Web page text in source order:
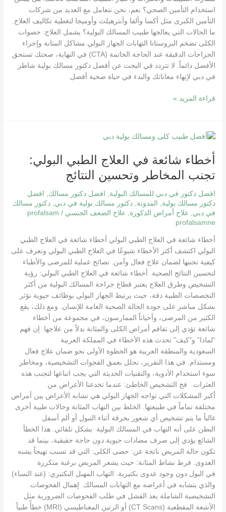
استخدام التأمين الصحي؟ نعم، نحن نتعامل مع العديد من شركات
التأمين الكبرى مثل أكسا وألفا وأنترهيلث وأوميجا لتغطية تكاليف العلاج.
ما الحالات التي يعالجها طبيب المسالك البولية؟ يشمل العلاج: حصوات
الكلى تضخم البروستاتا التهابات الجهاز البولي مشاكل المثانة وإجراء
الجراحات الدقيقة عند الحاجة الخاتمة (CTA) في النهاية، صحتك تستحق
الأفضل دائماً. لا تتردد في البحث عن أفضل دكتور مسالك بولية شاطر
في دبي لإنهاء معاناتك والبدء في حياة صحية أفضل.
قراءة المزيد »
أخطاء شائعة في العلاج الطبي البولي:
تجنب المخاطر وتحسين النتائج
افضل دكتور في دبي للمسالك البولية, افضل دكتور مسالك,
افضل
دكتور مسالك بولية, المدونة,دكتور مسالك بولية في دبي,دكتور مسالك
في دبي, علاج أمراض الذكورة, علاج الضعف الجنسي /
profalsam
profalsamne
أخطاء شائعة في العلاج الطبي البولي أخطاء شائعة في العلاج الطبي
البولي اكتشف أكثر الأخطاء شيوعًا في العلاج الطبي البولي وتعرف على
كيفية تجنبها لضمان علاج فعال وآمن. نصائح عملية للمرضى والأطباء
لتحسين النتائج الصحية. أخطاء شائعة في العلاج الطبي البولي: رؤية
التشخيص وطرق العلاج يعتبر قطاع جراحة المسالك البولية من أكثر
التخصصات الطبية دقة، حيث يرتبط الجهاز البولي بوظائف حيوية تؤثر
بشكل مباشر على جودة الحالة الصحية العامة للإنسان. ومع ذلك، يقع
الكثير من المرضى، وأحياناً الممارسون، في مجموعة من أخطاء
شائعة تؤدي إلى تفاقم أمراض الكلى والمثانة بدلاً من علاجها. إن فهم
“لماذا” و”كيف” تحدث هذه الأخطاء في المملكة العربية
السعودية والمنطقة العربية هو الخطوة الأولى نحو ضمان علاج فعال
ومستدام. في هذا التقرير، نحلل بعمق الفجوات التشخيصية، ومخاطر
سوء استخدام الأدوية، والتقنيات الحديثة التي يجب اتباعها لتجنب هذه
العثرات. فخ التشخيص الخاطئ: عندما تخدعنا الأعراض من
أكبر المشكلات التي تواجه الجهاز البولي هي تشابه الأعراض بين أمراض
مختلفة تماماً في طبيعتها. الخلط بين التهاب المثانة وحالات طبية أخرى
غالباً ما يتم تشخيص أي شعور بحرقة أثناء التبول أو ألم أسفل
البطن على أنه التهاب في المسالك البولية بشكل تلقائي. هذا الخطأ
الشائع يؤدي إلى صرف مضادات حيوية دون حاجة حقيقية، بينما قد
تكون حالة المريض ناتجة عن: حصى الكلى: التي قد تسبب تهيجاً يشبه
العدوى. فرط نشاط المثانة: حيث يشعر المريض برغبة متكررة
في البول دون وجود عدوى بكتيرية. التهاب المهبل البكتيري: (عند النساء)
والذي يتشابه في أعراضه مع التهابات المسالك. إهمال الفحوصات
التشخيصية الشاملة يعد الفشل في طلب الفحوصات الضرورية مثل
الأشعة المقطعية (CT Scans) أو الرنين المغناطيسي (MRI) خطأً طبياً
أخطاء
في
الطبي
البولي:
تجنب
المخاطر
وتحسين
النتائج